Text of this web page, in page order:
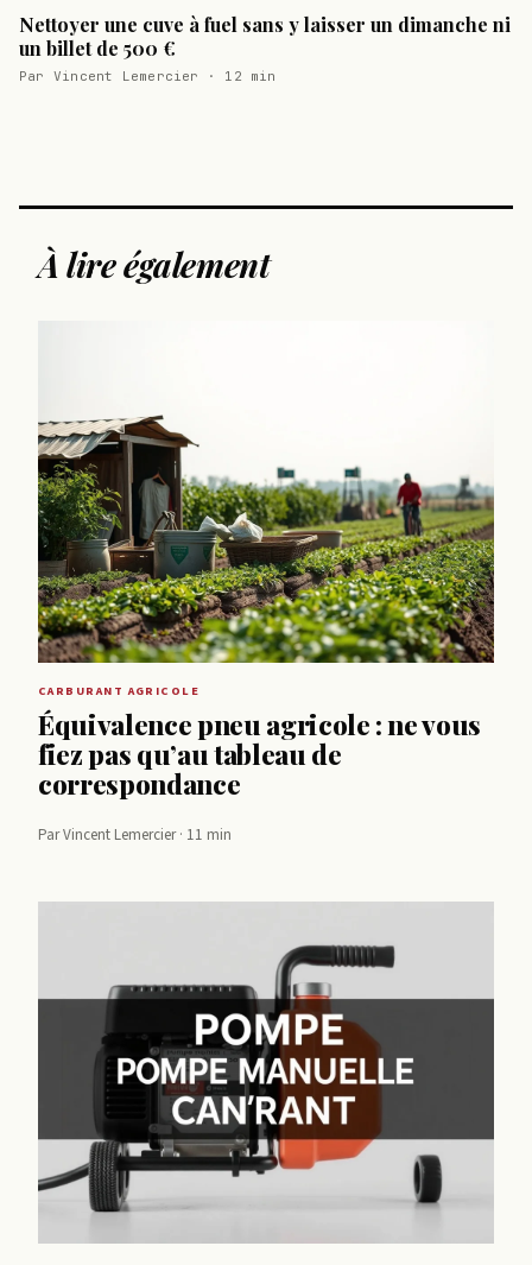
Nettoyer une cuve à fuel sans y laisser un dimanche ni
un billet de 500 €
Par Vincent Lemercier · 12 min
À lire également
CARBURANT AGRICOLE
Équivalence pneu agricole : ne vous
fiez pas qu’au tableau de
correspondance
Par Vincent Lemercier · 11 min